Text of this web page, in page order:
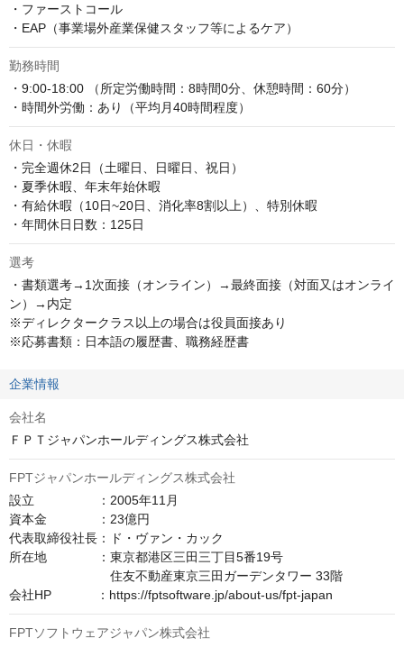
・ファーストコール
・EAP（事業場外産業保健スタッフ等によるケア）
勤務時間
・9:00-18:00 （所定労働時間：8時間0分、休憩時間：60分）
・時間外労働：あり（平均月40時間程度）
休日・休暇
・完全週休2日（土曜日、日曜日、祝日）
・夏季休暇、年末年始休暇
・有給休暇（10日~20日、消化率8割以上）、特別休暇
・年間休日日数：125日
選考
・書類選考→1次面接（オンライン）→最終面接（対面又はオンライ
ン）→内定
※ディレクタークラス以上の場合は役員面接あり
※応募書類：日本語の履歴書、職務経歴書
企業情報
会社名
ＦＰＴジャパンホールディングス株式会社
FPTジャパンホールディングス株式会社
設立　　　　　：2005年11月
資本金　　　　：23億円
代表取締役社長：ド・ヴァン・カック
所在地　　　　：東京都港区三田三丁目5番19号
住友不動産東京三田ガーデンタワー 33階
会社HP　　　  ：https://fptsoftware.jp/about-us/fpt-japan
FPTソフトウェアジャパン株式会社